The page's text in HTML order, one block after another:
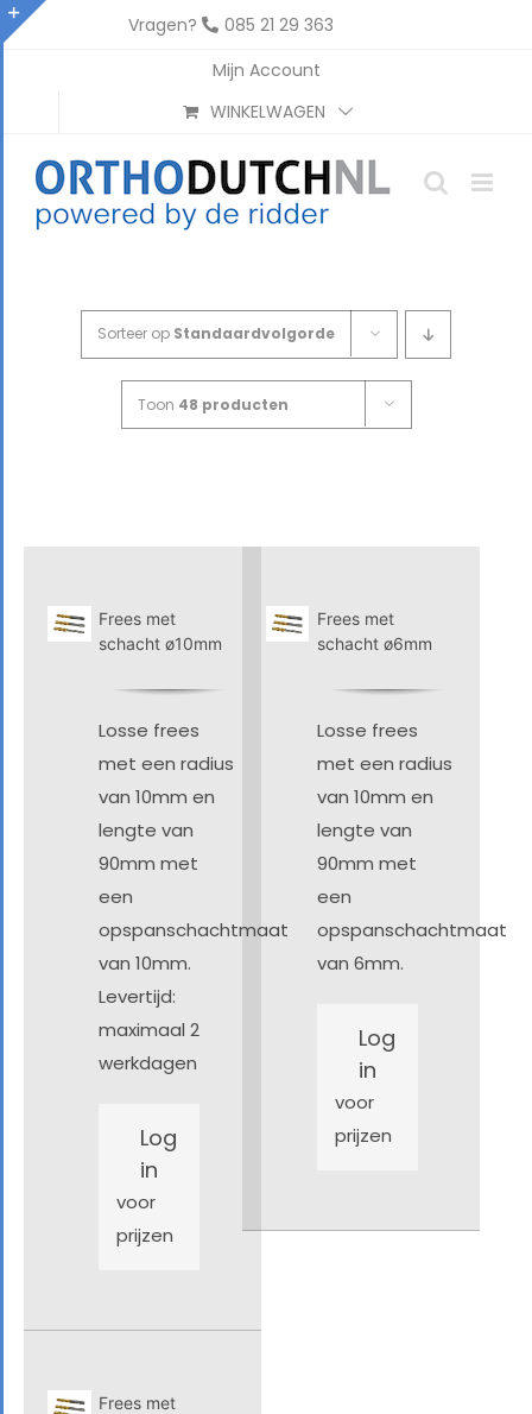
Ga
naar
Vragen?
085 21 29 363
Mijn Account
WINKELWAGEN
Sorteer op Standaardvolgorde
Toon 48 producten
Frees met
schacht ø10mm
Losse frees
met een radius
van 10mm en
lengte van
90mm met
een
opspanschachtmaat
van 10mm.
Levertijd:
maximaal 2
werkdagen
Log
in
voor
prijzen
Frees met
schacht ø6mm
Losse frees
met een radius
van 10mm en
lengte van
90mm met
een
opspanschachtmaat
van 6mm.
Log
in
voor
prijzen
Frees met
Area